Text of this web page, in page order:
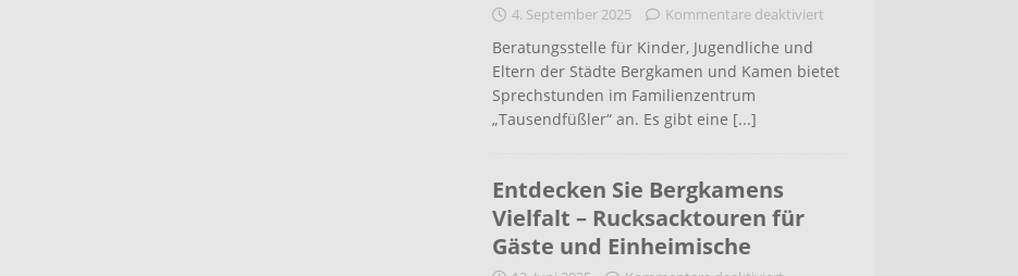
4. September 2025 Kommentare deaktiviert
Beratungsstelle für Kinder, Jugendliche und
Eltern der Städte Bergkamen und Kamen bietet
Sprechstunden im Familienzentrum
„Tausendfüßler“ an. Es gibt eine [...]
Entdecken Sie Bergkamens
Vielfalt – Rucksacktouren für
Gäste und Einheimische